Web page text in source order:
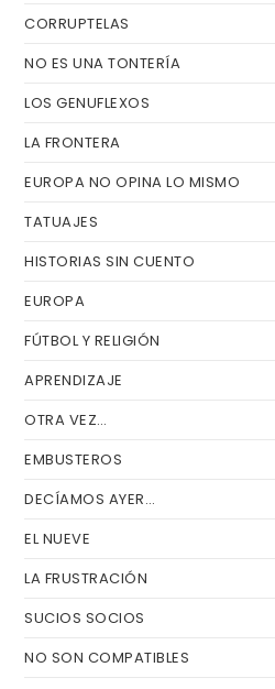
CORRUPTELAS
NO ES UNA TONTERÍA
LOS GENUFLEXOS
LA FRONTERA
EUROPA NO OPINA LO MISMO
TATUAJES
HISTORIAS SIN CUENTO
EUROPA
FÚTBOL Y RELIGIÓN
APRENDIZAJE
OTRA VEZ…
EMBUSTEROS
DECÍAMOS AYER…
EL NUEVE
LA FRUSTRACIÓN
SUCIOS SOCIOS
NO SON COMPATIBLES